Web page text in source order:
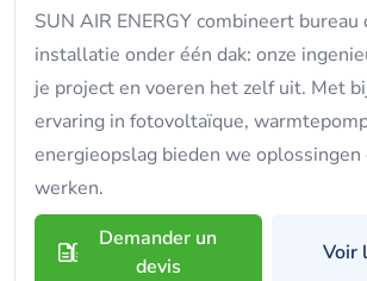
SUN AIR ENERGY combineert
installatie onder één dak: onze
je project en voeren het zelf uit. Met
ervaring in fotovoltaïque,
energieopslag bieden we oplossingen
werken.
Demander un
devis
Voir